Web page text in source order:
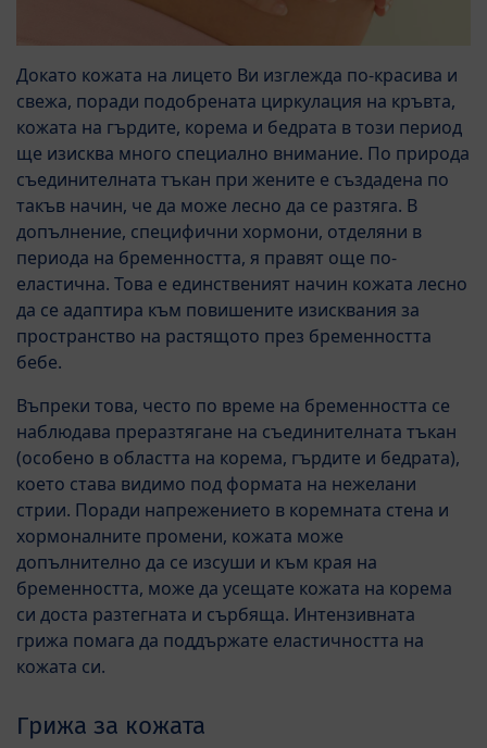
Докато кожата на лицето Ви изглежда по-красива и
свежа, поради подобрената циркулация на кръвта,
кожата на гърдите, корема и бедрата в този период
ще изисква много специално внимание. По природа
съединителната тъкан при жените е създадена по
такъв начин, че да може лесно да се разтяга. В
допълнение, специфични хормони, отделяни в
периода на бременността, я правят още по-
еластична. Това е единственият начин кожата лесно
да се адаптира към повишените изисквания за
пространство на растящото през бременността
бебе.
Въпреки това, често по време на бременността се
наблюдава преразтягане на съединителната тъкан
(особено в областта на корема, гърдите и бедрата),
което става видимо под формата на нежелани
стрии. Поради напрежението в коремната стена и
хормоналните промени, кожата може
допълнително да се изсуши и към края на
бременността, може да усещате кожата на корема
си доста разтегната и сърбяща. Интензивната
грижа помага да поддържате еластичността на
кожата си.
Грижа за кожата